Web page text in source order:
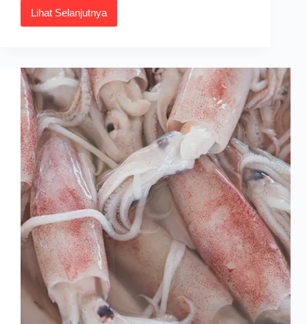
Lihat Selanjutnya
Resepi
Sotong
Cara
Masak
Mudah